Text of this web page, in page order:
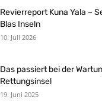
Revierreport Kuna Yala –
Blas Inseln
10. Juli 2026
Das passiert bei der
Rettungsinsel
19. Juni 2025